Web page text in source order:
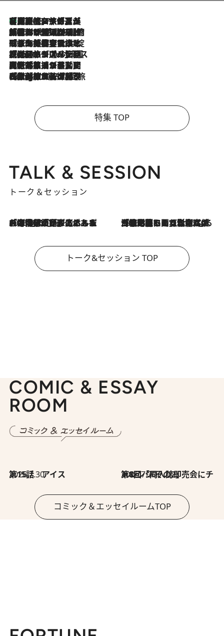
2026.8.7
【厳選旅コスメ】「多機能アイテムがメイン！」旅好き美容エディターが選んだ夏旅ベストコスメを発表【Mサイズジップ】
2026.8.6
「荷物が増えるほど旅ストレスは増す」美容ジャーナリストがたどり着いた最終結論。“化粧品を劇的に減らす”感動の凝縮美容とは
2026.8.6
「旅先には金髪ウィッグを持参」日本と同じメイクでは損してる!? 美容ジャーナリストが提案する“掟破りの旅美容”とは
2026.8.6
【厳選旅コスメ】「身軽さ＆UV対策重視！」ヘアアーティストshucoが選んだ夏旅ベストコスメを発表【Mサイズジップ】
2026.8.5
【厳選旅コスメ】国内をあちこち移動する河井菜摘が選んだ夏旅ベストコスメ発表！「リラックスアイテムはマスト」【Mサイズジップ】
2026.8.4
【厳選旅コスメ】「紫外線＆乾燥対策しながらメイク感も！」ヘア＆メイクGeorgeが選んだ夏旅ベストコスメを発表！【Mサイズジップ】
特集 TOP
TALK & SESSION
トーク＆セッション
2026.8.3
「今後値上げがあるとすれば…」「リスクがあるのは今年の冬」エネルギー専門家が語る、ホルムズ海峡封鎖が家庭にもたらす“ある心配” 2026.8.3
「住宅建てられない…」「サーチャージ料の高値が続いている」ホルムズ海峡封鎖による影響はいつまで続く？《エネルギー専門家に聞く“どうなる日本の暮らし”》
トーク&セッション TOP
COMIC & ESSAY
ROOM
2026.7.30
第15話 アイス 2026.7.30
第8回「同人誌即売会にチャレンジ その2」
コミック＆エッセイルームTOP